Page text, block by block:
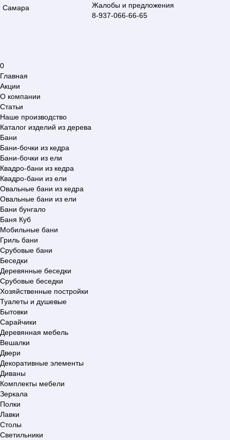
Самара
Жалобы и предложения
8-937-066-66-65
0
Главная
Акции
О компании
Статьи
Наше производство
Каталог изделий из дерева
Бани
Бани-бочки из кедра
Бани-бочки из ели
Квадро-бани из кедра
Квадро-бани из ели
Овальные бани из кедра
Овальные бани из ели
Бани бунгало
Баня Куб
Мобильные бани
Гриль бани
Срубовые бани
Беседки
Деревянные беседки
Срубовые беседки
Хозяйственные постройки
Туалеты и душевые
Бытовки
Сарайчики
Деревянная мебель
Вешалки
Двери
Декоративные элементы
Диваны
Комплекты мебели
Зеркала
Полки
Лавки
Столы
Светильники